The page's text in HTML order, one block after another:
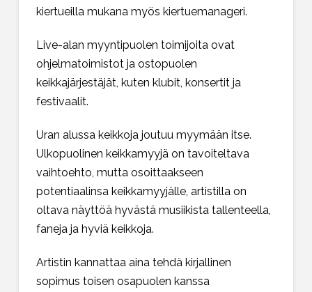
kiertueilla mukana myös kiertuemanageri.
Live-alan myyntipuolen toimijoita ovat
ohjelmatoimistot ja ostopuolen
keikkajärjestäjät, kuten klubit, konsertit ja
festivaalit.
Uran alussa keikkoja joutuu myymään itse.
Ulkopuolinen keikkamyyjä on tavoiteltava
vaihtoehto, mutta osoittaakseen
potentiaalinsa keikkamyyjälle, artistilla on
oltava näyttöä hyvästä musiikista tallenteella,
faneja ja hyviä keikkoja.
Artistin kannattaa aina tehdä kirjallinen
sopimus toisen osapuolen kanssa